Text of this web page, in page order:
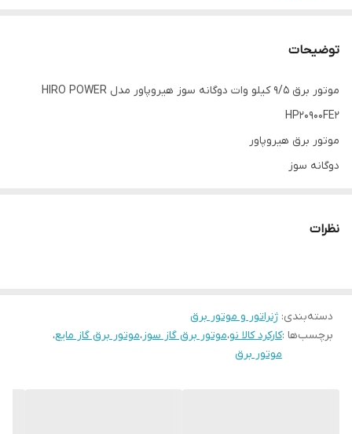
توضیحات
موتور برق 9/5 کیلو وات دوگانه سوز هیروپاور مدل HIRO POWER
HP20900FE2
موتور برق هیروپاور
دوگانه سوز
دارای چرخ و دسته و باطری
برای دریافت مشاوره با دفتر یا وبسایت ما در ارتباط باشید
نظرات
دسته‌بندی: ژنراتور و موتور برق
برچسب‌ها :کارکرد کالا نو،موتور برق گاز سوز،موتور برق گاز مایع،
موتور برق